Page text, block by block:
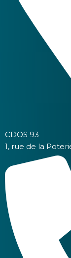
CDOS 93
1, rue de la